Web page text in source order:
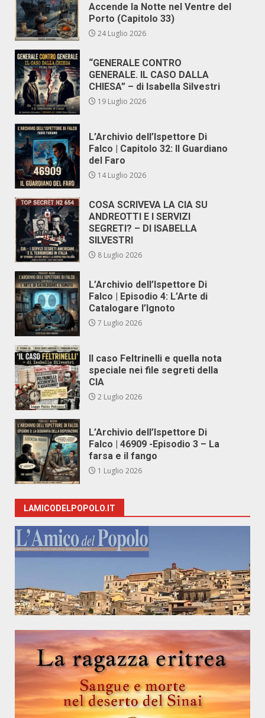
Accende la Notte nel Ventre del
Porto (Capitolo 33)
24 Luglio 2026
“GENERALE CONTRO
GENERALE. IL CASO DALLA
CHIESA” – di Isabella Silvestri
19 Luglio 2026
L’Archivio dell’Ispettore Di
Falco | Capitolo 32: Il Guardiano
del Faro
14 Luglio 2026
COSA SCRIVEVA LA CIA SU
ANDREOTTI E I SERVIZI
SEGRETI? – DI ISABELLA
SILVESTRI
8 Luglio 2026
L’Archivio dell’Ispettore Di
Falco | Episodio 4: L’Arte di
Catalogare l’Ignoto
7 Luglio 2026
Il caso Feltrinelli e quella nota
speciale nei file segreti della
CIA
2 Luglio 2026
L’Archivio dell’Ispettore Di
Falco | 46909 -Episodio 3 – La
farsa e il fango
1 Luglio 2026
LAMICODELPOPOLO.IT